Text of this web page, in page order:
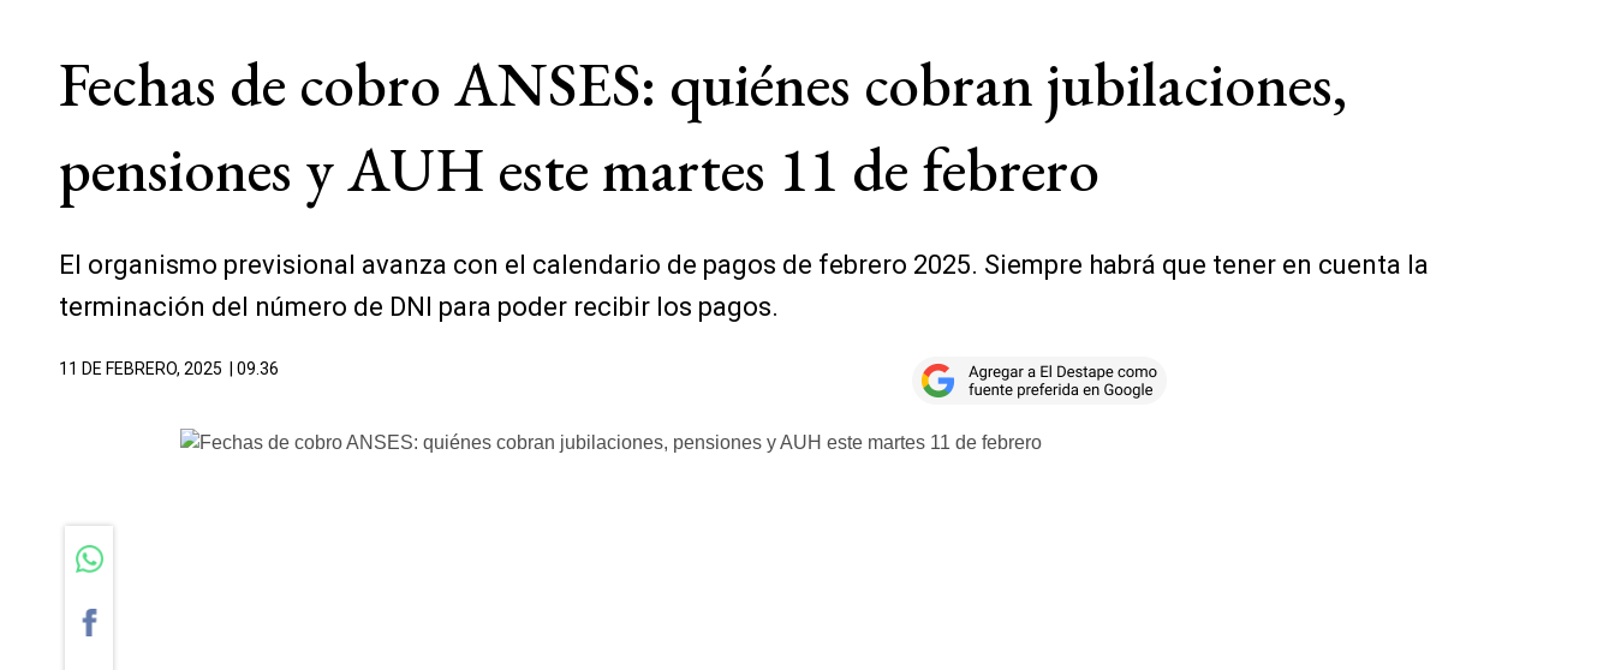
Fechas de cobro ANSES: quiénes cobran jubilaciones,
pensiones y AUH este martes 11 de febrero
El organismo previsional avanza con el calendario de pagos de febrero 2025. Siempre habrá que tener en cuenta la
terminación del número de DNI para poder recibir los pagos.
11 DE FEBRERO, 2025 | 09.36